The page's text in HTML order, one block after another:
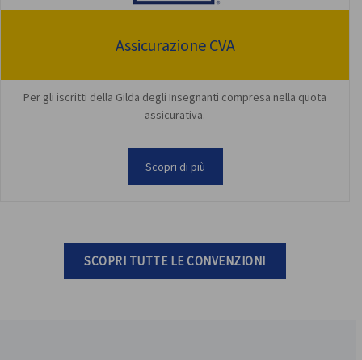
Assicurazione CVA
Per gli iscritti della Gilda degli Insegnanti compresa nella quota
assicurativa.
Scopri di più
SCOPRI TUTTE LE CONVENZIONI